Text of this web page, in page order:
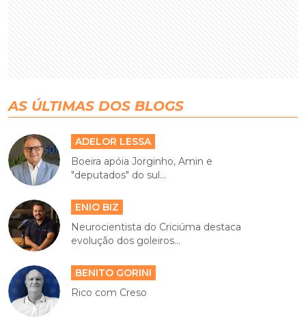
AS ÚLTIMAS DOS BLOGS
ADELOR LESSA
Boeira apóia Jorginho, Amin e
"deputados" do sul...
ENIO BIZ
Neurocientista do Criciúma destaca
evolução dos goleiros...
BENITO GORINI
Rico com Creso